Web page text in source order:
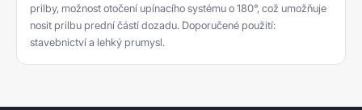
prilby, možnost otočení upínacího systému o 180°, což umožňuje
nosit prilbu prední částí dozadu. Doporučené použití:
stavebnictví a lehký prumysl.